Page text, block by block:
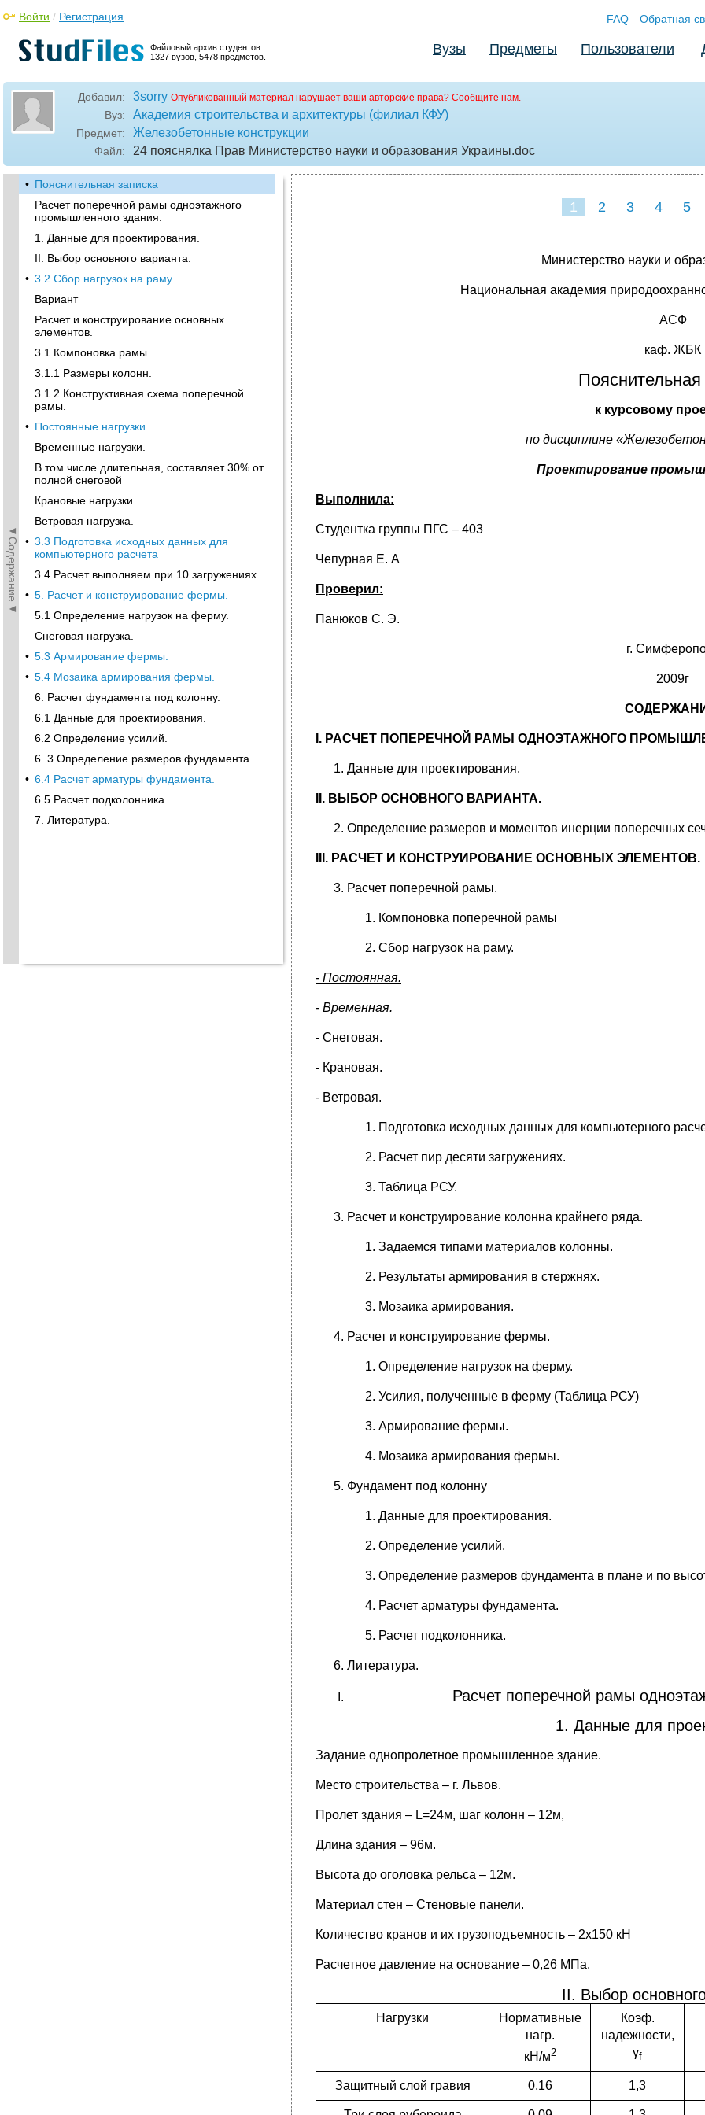
Файловый архив студентов.
1327 вузов, 5478 предметов.
Войти / Регистрация FAQ Обратная
Вузы Предметы Пользователи
Добавил: 3sorry Опубликованный материал нарушает ваши авторские права? Сообщите нам.
Вуз: Академия строительства и архитектуры (филиал КФУ)
Предмет: Железобетонные конструкции
Файл: 24 пояснялка Прав Министерство науки и образования Украины.doc
◄Содержание◄
• Пояснительная записка
Расчет поперечной рамы одноэтажного
промышленного здания.
1. Данные для проектирования.
II. Выбор основного варианта.
• 3.2 Сбор нагрузок на раму.
Вариант
Расчет и конструирование основных
элементов.
3.1 Компоновка рамы.
3.1.1 Размеры колонн.
3.1.2 Конструктивная схема поперечной
рамы.
• Постоянные нагрузки.
Временные нагрузки.
В том числе длительная, составляет 30% от
полной снеговой
Крановые нагрузки.
Ветровая нагрузка.
• 3.3 Подготовка исходных данных для
компьютерного расчета
3.4 Расчет выполняем при 10 загружениях.
• 5. Расчет и конструирование фермы.
5.1 Определение нагрузок на ферму.
Снеговая нагрузка.
• 5.3 Армирование фермы.
• 5.4 Мозаика армирования фермы.
6. Расчет фундамента под колонну.
6.1 Данные для проектирования.
6.2 Определение усилий.
6. 3 Определение размеров фундамента.
• 6.4 Расчет арматуры фундамента.
6.5 Расчет подколонника.
7. Литература.
1 2 3 4 5
Министерство науки и
Национальная академия
АСФ
каф. ЖБК
Пояснительная
к курсовому
по дисциплине
Проектирование
Выполнила:
Студентка группы ПГС – 403
Чепурная Е. А
Проверил:
Панюков С. Э.
г.
2009г
. РАСЧЕТ ПОПЕРЕЧНОЙ РАМЫ ОДНОЭТАЖНОГО
Данные для проектирования.
. ВЫБОР ОСНОВНОГО ВАРИАНТА.
Определение размеров и моментов инерции поперечных
. РАСЧЕТ И КОНСТРУИРОВАНИЕ ОСНОВНЫХ ЭЛЕМЕНТОВ.
Расчет поперечной рамы.
Компоновка поперечной рамы
Сбор нагрузок на раму.
- Постоянная.
- Временная.
- Снеговая.
- Крановая.
- Ветровая.
Подготовка исходных данных для компьютерного
Расчет пир десяти загружениях.
Таблица РСУ.
Расчет и конструирование колонна крайнего ряда.
Задаемся типами материалов колонны.
Результаты армирования в стержнях.
Мозаика армирования.
Расчет и конструирование фермы.
Определение нагрузок на ферму.
Усилия, полученные в ферму (Таблица РСУ)
Армирование фермы.
Мозаика армирования фермы.
Фундамент под колонну
Данные для проектирования.
Определение усилий.
Определение размеров фундамента в плане и по
Расчет арматуры фундамента.
Расчет подколонника.
Литература.
Расчет поперечной рамы
1. Данные для
Задание однопролетное промышленное здание.
Место строительства – г. Львов.
Пролет здания – L=24м, шаг колонн – 12м,
Длина здания – 96м.
Высота до оголовка рельса – 12м.
Материал стен – Стеновые панели.
Количество кранов и их грузоподъемность – 2х150 кН
Расчетное давление на основание – 0,26 МПа.
II. Выбор
Нагрузки
Нормативные
нагр.
кН/м2
Коэф.
надежности,
γf
Защитный слой гравия 0,16 1,3